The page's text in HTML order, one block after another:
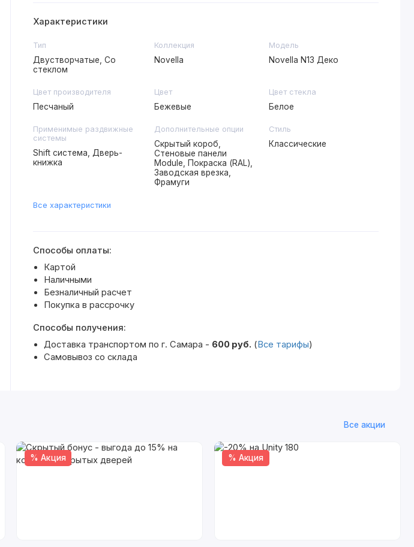
Характеристики
Тип
Двустворчатые, Со
стеклом
Коллекция
Novella
Модель
Novella N13 Деко
Цвет производителя
Песчаный
Цвет
Бежевые
Цвет стекла
Белое
Применимые раздвижные
системы
Shift система, Дверь-
книжка
Дополнительные опции
Скрытый короб,
Стеновые панели
Module, Покраска (RAL),
Заводская врезка,
Фрамуги
Стиль
Классические
Все характеристики
Способы оплаты:
Картой
Наличными
Безналичный расчет
Покупка в рассрочку
Способы получения:
Доставка транспортом по г. Самара - 600 руб. (Все тарифы)
Самовывоз со склада
Все акции
% Акция % Акция